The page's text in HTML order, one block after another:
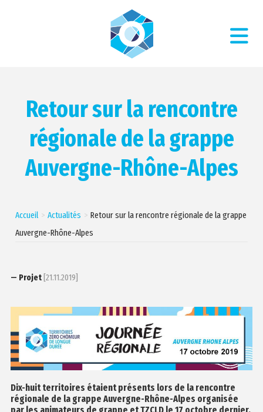
Retour sur la rencontre
régionale de la grappe
Auvergne-Rhône-Alpes
Accueil Actualités
Retour sur la rencontre régionale de la grappe
Auvergne-Rhône-Alpes
— Projet[21.11.2019]
Dix-huit territoires étaient présents lors de la rencontre
régionale de la grappe Auvergne-Rhône-Alpes organisée
par les animateurs de grappe et TZCLD le 17 octobre dernier.